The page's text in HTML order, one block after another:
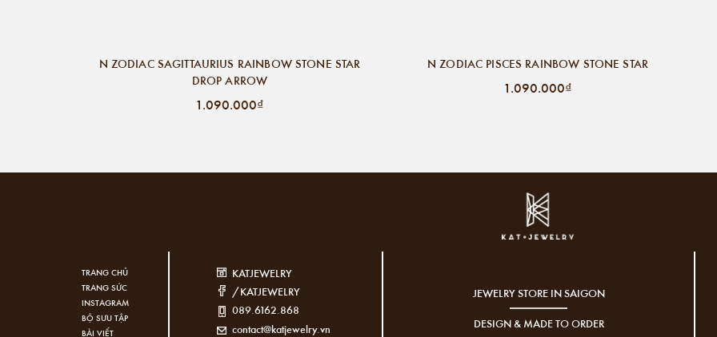
N ZODIAC SAGITTAURIUS RAINBOW STONE STAR
DROP ARROW
1.090.000₫
N ZODIAC PISCES RAINBOW STONE STAR
1.090.000₫
TRANG CHỦ
TRANG SỨC
INSTAGRAM
BỘ SƯU TẬP
BÀI VIẾT
KATJEWELRY
/KATJEWELRY
089.6162.868
contact@katjewelry.vn
JEWELRY STORE IN SAIGON
DESIGN & MADE TO ORDER